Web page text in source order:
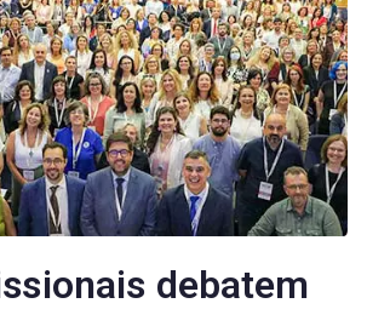
debatem